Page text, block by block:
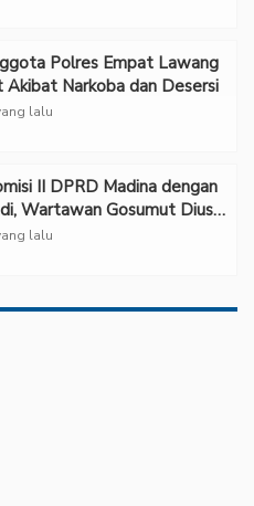
Polres Empat Lawang
Akibat Narkoba dan Desersi
lalu
II DPRD Madina dengan
Wartawan Gosumut Diusir
lalu